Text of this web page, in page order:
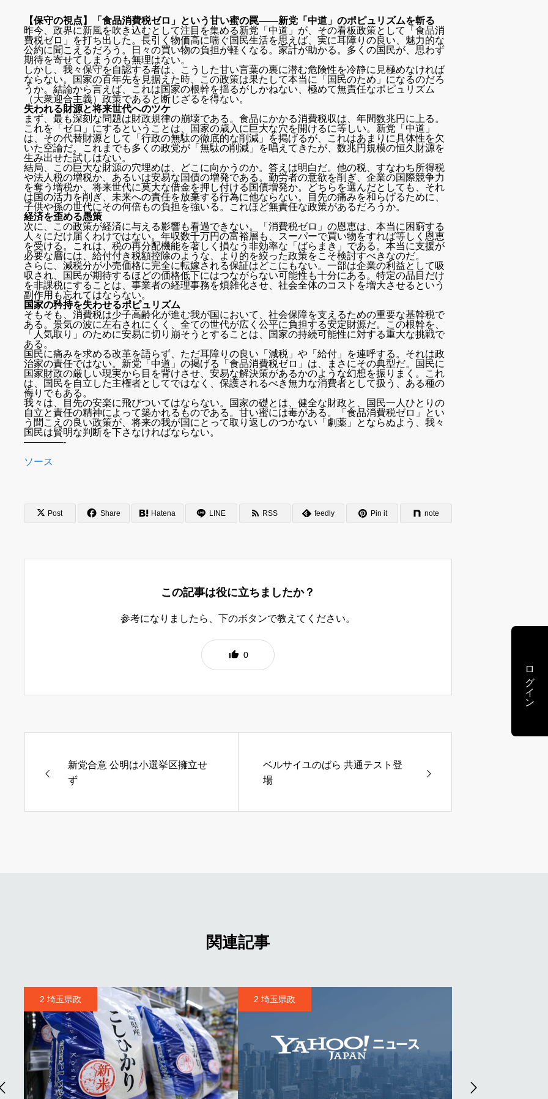
【保守の視点】「食品消費税ゼロ」という甘い蜜の罠――新党「中道」のポピュリズムを斬る
昨今、政界に新風を吹き込むとして注目を集める新党「中道」が、その看板政策として「食品消
費税ゼロ」を打ち出した。長引く物価高に喘ぐ国民生活を思えば、実に耳障りの良い、魅力的な
公約に聞こえるだろう。日々の買い物の負担が軽くなる。家計が助かる。多くの国民が、思わず
期待を寄せてしまうのも無理はない。
しかし、我々保守を自認する者は、こうした甘い言葉の裏に潜む危険性を冷静に見極めなければ
ならない。国家の百年先を見据えた時、この政策は果たして本当に「国民のため」になるのだろ
うか。結論から言えば、これは国家の根幹を揺るがしかねない、極めて無責任なポピュリズム
（大衆迎合主義）政策であると断じざるを得ない。
失われる財源と将来世代へのツケ
まず、最も深刻な問題は財政規律の崩壊である。食品にかかる消費税収は、年間数兆円に上る。
これを「ゼロ」にするということは、国家の歳入に巨大な穴を開けるに等しい。新党「中道」
は、その代替財源として「行政の無駄の徹底的な削減」を掲げるが、これはあまりに具体性を欠
いた空論だ。これまでも多くの政党が「無駄の削減」を唱えてきたが、数兆円規模の恒久財源を
生み出せた試しはない。
結局、この巨大な財源の穴埋めは、どこに向かうのか。答えは明白だ。他の税、すなわち所得税
や法人税の増税か、あるいは安易な国債の増発である。勤労者の意欲を削ぎ、企業の国際競争力
を奪う増税か、将来世代に莫大な借金を押し付ける国債増発か。どちらを選んだとしても、それ
は国の活力を削ぎ、未来への責任を放棄する行為に他ならない。目先の痛みを和らげるために、
子供や孫の世代にその何倍もの負担を強いる。これほど無責任な政策があるだろうか。
経済を歪める愚策
次に、この政策が経済に与える影響も看過できない。「消費税ゼロ」の恩恵は、本当に困窮する
人々にだけ届くわけではない。年収数千万円の富裕層も、スーパーで買い物をすれば等しく恩恵
を受ける。これは、税の再分配機能を著しく損なう非効率な「ばらまき」である。本当に支援が
必要な層には、給付付き税額控除のような、より的を絞った政策をこそ検討すべきなのだ。
さらに、減税分が小売価格に完全に転嫁される保証はどこにもない。一部は企業の利益として吸
収され、国民が期待するほどの価格低下にはつながらない可能性も十分にある。特定の品目だけ
を非課税にすることは、事業者の経理事務を煩雑化させ、社会全体のコストを増大させるという
副作用も忘れてはならない。
国家の矜持を失わせるポピュリズム
そもそも、消費税は少子高齢化が進む我が国において、社会保障を支えるための重要な基幹税で
ある。景気の波に左右されにくく、全ての世代が広く公平に負担する安定財源だ。この根幹を、
「人気取り」のために安易に切り崩そうとすることは、国家の持続可能性に対する重大な挑戦で
ある。
国民に痛みを求める改革を語らず、ただ耳障りの良い「減税」や「給付」を連呼する。それは政
治家の責任ではない。新党「中道」の掲げる「食品消費税ゼロ」は、まさにその典型だ。国民に
国家財政の厳しい現実から目を背けさせ、安易な解決策があるかのような幻想を振りまく。これ
は、国民を自立した主権者としてではなく、保護されるべき無力な消費者として扱う、ある種の
侮りでもある。
我々は、目先の安楽に飛びついてはならない。国家の礎とは、健全な財政と、国民一人ひとりの
自立と責任の精神によって築かれるものである。甘い蜜には毒がある。「食品消費税ゼロ」とい
う聞こえの良い政策が、将来の我が国にとって取り返しのつかない「劇薬」とならぬよう、我々
国民は賢明な判断を下さなければならない。
————-
ソース
Post Share Hatena LINE RSS feedly Pin it note
この記事は役に立ちましたか？
参考になりましたら、下のボタンで教えてください。
0
新党合意 公明は小選挙区擁立せ
ず
ベルサイユのばら 共通テスト登
場
関連記事
2 埼玉県政 2 埼玉県政
ログイン